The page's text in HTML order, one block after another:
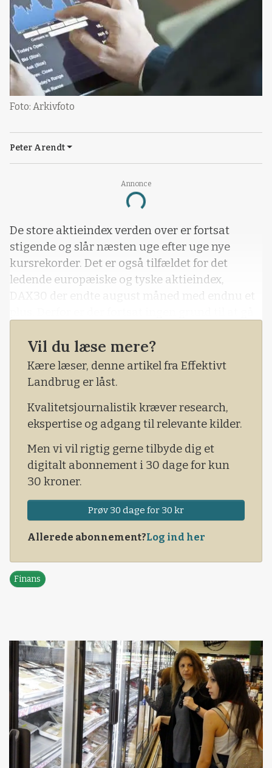
Annonce
Loading...
Foto: Arkivfoto
Peter Arendt
De store aktieindex verden over er fortsat
stigende og slår næsten uge efter uge nye
kursrekorder. Det er også tilfældet for det
ledende europæiske og tyske aktieindex,
DAX30 der endte august måned med endnu et
fortsat negative renter, du skal betale, hvis du
har dine penge stående i kontanter. Som
ordsproget siger indenfor investering og tra
Vil du læse mere?
Kære læser, denne artikel fra Effektivt
Landbrug er låst.
Kvalitetsjournalistik kræver research,
ekspertise og adgang til relevante kilder.
Men vi vil rigtig gerne tilbyde dig et
digitalt abonnement i 30 dage for kun
30 kroner.
Prøv 30 dage for 30 kr
Allerede abonnement?Log ind her
Finans